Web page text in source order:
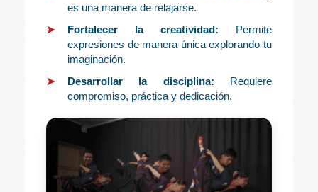
es una manera de relajarse.
Fortalecer la creatividad: Permite
expresiones de manera única explorando tu
imaginación.
Desarrollar la disciplina: Requiere
compromiso, práctica y dedicación.